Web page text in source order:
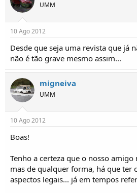
UMM
10 Ago 2012
Desde que seja uma revista que já
não é tão grave mesmo assim...
migneiva
UMM
10 Ago 2012
Boas!
Tenho a certeza que o nosso
mas de qualquer forma, há que ter
aspectos legais... já em tempos